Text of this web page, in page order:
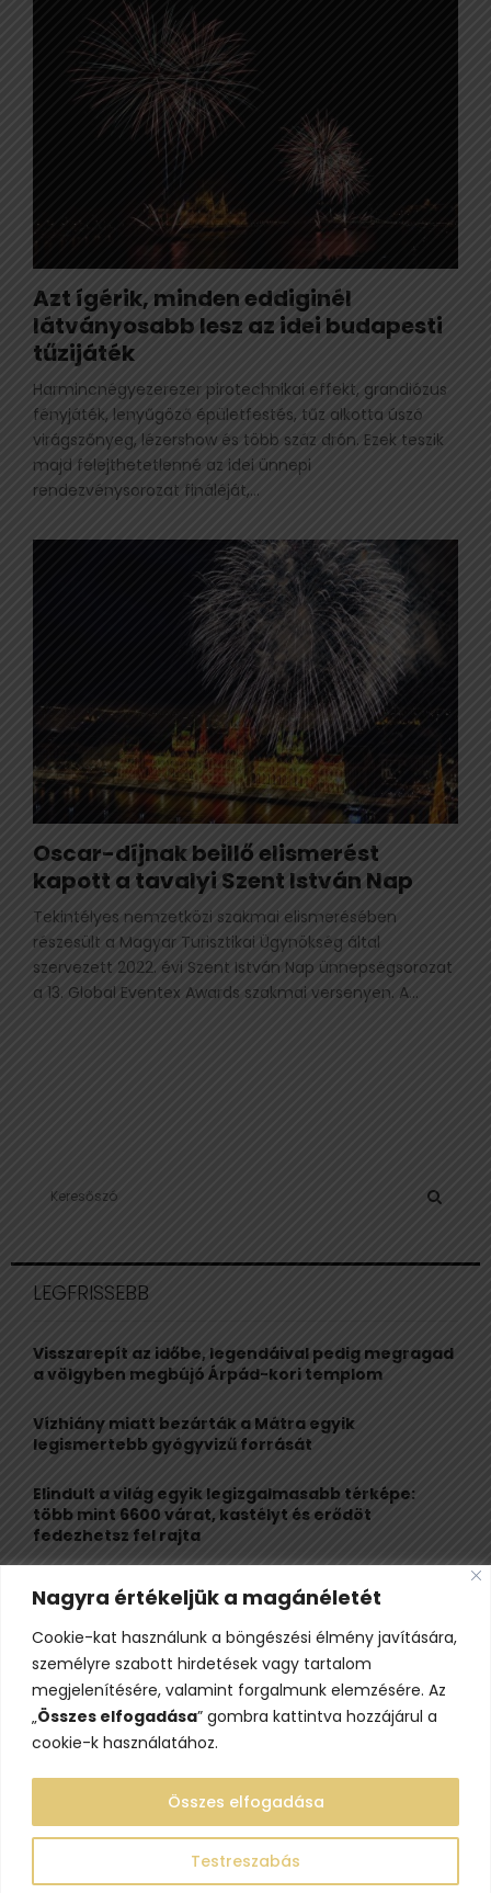
Nagyra értékeljük a magánéletét
Cookie-kat használunk a böngészési élmény javítására,
személyre szabott hirdetések vagy tartalom
megjelenítésére, valamint forgalmunk elemzésére. Az
„Összes elfogadása” gombra kattintva hozzájárul a
cookie-k használatához.
Testreszabás
Összes elfogadása
Azt ígérik, minden eddiginél
látványosabb lesz az idei budapesti
tűzijáték
Harmincnégyezerezer pirotechnikai effekt, grandiózus
fényjáték, lenyűgöző épületfestés, tűz alkotta úszó
virágszőnyeg, lézershow és több száz drón. Ezek teszik
majd felejthetetlenné az idei ünnepi
rendezvénysorozat fináléját,...
Oscar-díjnak beillő elismerést
kapott a tavalyi Szent István Nap
Tekintélyes nemzetközi szakmai elismerésében
részesült a Magyar Turisztikai Ügynökség által
szervezett 2022. évi Szent István Nap ünnepségsorozat
a 13. Global Eventex Awards szakmai versenyen. A...
h
o
r
LEGFRISSEBB
Visszarepít az időbe, legendáival pedig megragad
a völgyben megbújó Árpád-kori templom
Vízhiány miatt bezárták a Mátra egyik
legismertebb gyógyvizű forrását
Elindult a világ egyik legizgalmasabb térképe:
több mint 6600 várat, kastélyt és erődöt
fedezhetsz fel rajta
Kigyulladt a Szőke Tisza legendás hajóroncsa,
nagy erőkkel vonultak a tűzoltók
Életveszélyes fenyegetést kapott, elmarad Majka
erdélyi koncertje